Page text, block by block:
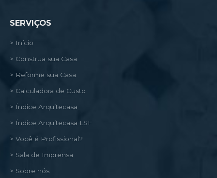
SERVIÇOS
> Início
> Construa sua Casa
> Reforme sua Casa
> Calculadora de Custo
> Índice Arquitecasa
> Índice Arquitecasa LSF
> Você é Profissional?
> Sala de Imprensa
> Sobre nós